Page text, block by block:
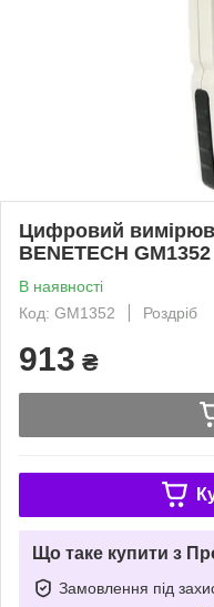
Цифровий
BENETECH GM1352
В наявності
Код: GM1352
Роздріб
913 ₴
Що таке купити з
Замовлення під